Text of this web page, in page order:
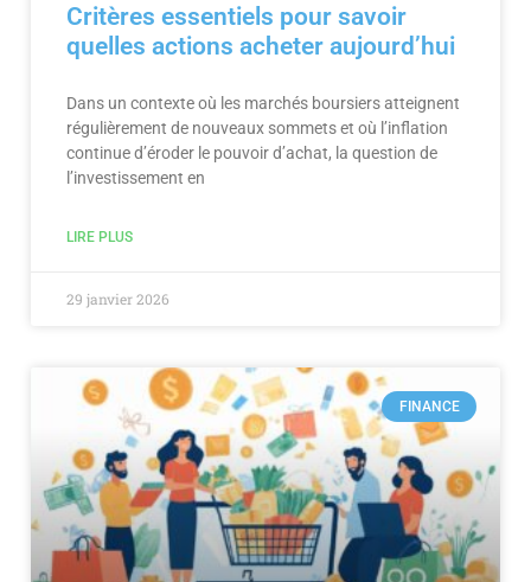
Critères essentiels pour savoir
quelles actions acheter aujourd’hui
Dans un contexte où les marchés boursiers atteignent
régulièrement de nouveaux sommets et où l’inflation
continue d’éroder le pouvoir d’achat, la question de
l’investissement en
LIRE PLUS
29 janvier 2026
FINANCE